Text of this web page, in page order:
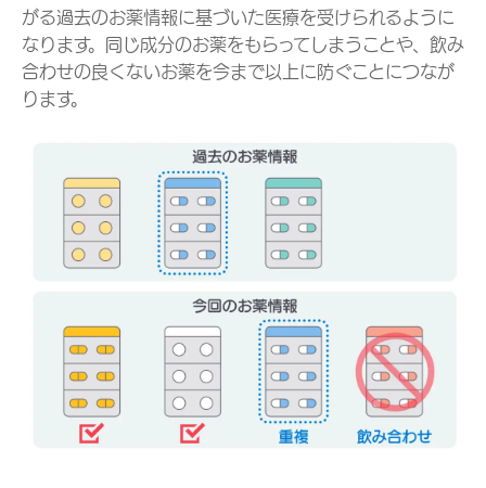
がる過去のお薬情報に基づいた医療を受けられるように
なります。同じ成分のお薬をもらってしまうことや、飲み
合わせの良くないお薬を今まで以上に防ぐことにつなが
ります。